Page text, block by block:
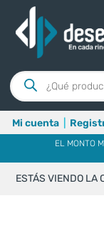
Búsqueda
de
productos
Mi cuenta
EL MONTO
ESTÁS VIENDO LA